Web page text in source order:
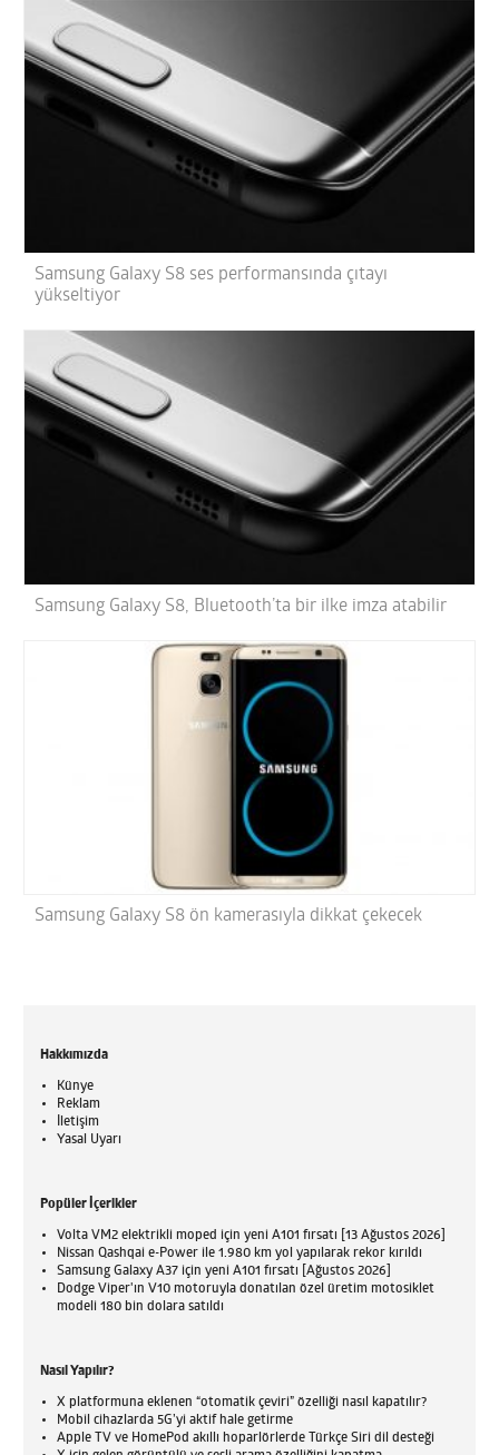
Samsung Galaxy S8 ses performansında çıtayı
yükseltiyor
Samsung Galaxy S8, Bluetooth’ta bir ilke imza atabilir
Samsung Galaxy S8 ön kamerasıyla dikkat çekecek
Hakkımızda
Künye
Reklam
İletişim
Yasal Uyarı
Popüler İçerikler
Volta VM2 elektrikli moped için yeni A101 fırsatı [13 Ağustos 2026]
Nissan Qashqai e-Power ile 1.980 km yol yapılarak rekor kırıldı
Samsung Galaxy A37 için yeni A101 fırsatı [Ağustos 2026]
Dodge Viper'ın V10 motoruyla donatılan özel üretim motosiklet
modeli 180 bin dolara satıldı
Nasıl Yapılır?
X platformuna eklenen “otomatik çeviri” özelliği nasıl kapatılır?
Mobil cihazlarda 5G’yi aktif hale getirme
Apple TV ve HomePod akıllı hoparlörlerde Türkçe Siri dil desteği